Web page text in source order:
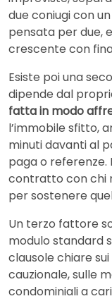
due coniugi con
pensata per due,
crescente con
Esiste poi una
dipende dal
fatta in modo
l’immobile sfitto,
minuti davanti al
paga o referenze.
contratto con chi
per sostenere
Un terzo fattore
modulo standard
clausole chiare
cauzionale, sulle
condominiali a